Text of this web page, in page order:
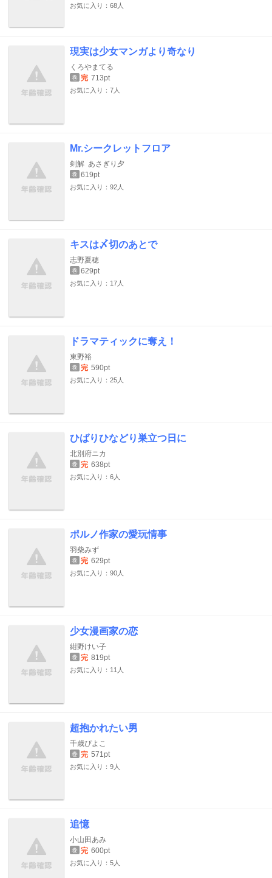
お気に入り：68人
現実は少女マンガより奇なり
くろやまてる
巻 完 713pt
お気に入り：7人
Mr.シークレットフロア
剣解 あさぎり夕
巻 619pt
お気に入り：92人
キスは〆切のあとで
志野夏穂
巻 629pt
お気に入り：17人
ドラマティックに奪え！
東野裕
巻 完 590pt
お気に入り：25人
ひばりひなどり巣立つ日に
北別府ニカ
巻 完 638pt
お気に入り：6人
ポルノ作家の愛玩情事
羽柴みず
巻 完 629pt
お気に入り：90人
少女漫画家の恋
紺野けい子
巻 完 819pt
お気に入り：11人
超抱かれたい男
千歳ぴよこ
巻 完 571pt
お気に入り：9人
追憶
小山田あみ
巻 完 600pt
お気に入り：5人